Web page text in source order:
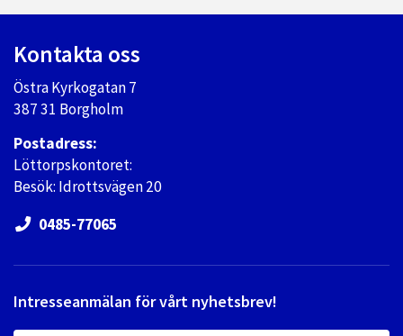
Kontakta oss
Östra Kyrkogatan 7
387 31 Borgholm
Postadress:
Löttorpskontoret:
Besök: Idrottsvägen 20
0485-77065
Intresseanmälan för vårt nyhetsbrev!